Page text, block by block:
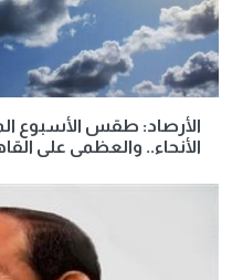
الأرصاد: طقس الأسبوع
الأنحاء.. والعظمى على القاهرة